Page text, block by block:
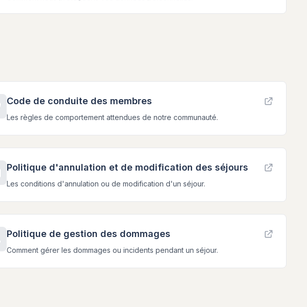
Code de conduite des membres
Les règles de comportement attendues de notre communauté.
Politique d'annulation et de modification des séjours
Les conditions d'annulation ou de modification d'un séjour.
Politique de gestion des dommages
Comment gérer les dommages ou incidents pendant un séjour.